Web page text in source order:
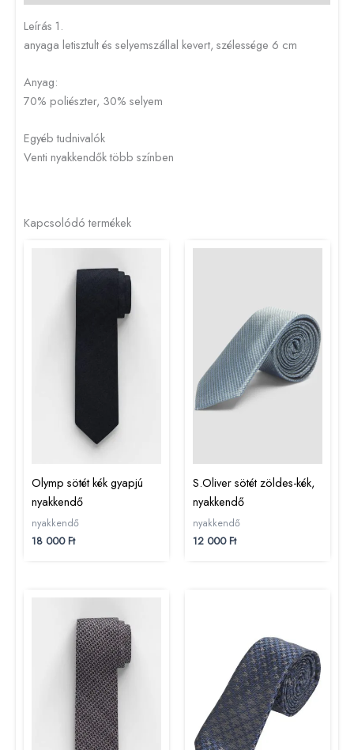
Leírás 1.
anyaga letisztult és selyemszállal kevert, szélessége 6 cm
Anyag:
70% poliészter, 30% selyem
Egyéb tudnivalók
Venti nyakkendők több színben
Kapcsolódó termékek
Olymp sötét kék gyapjú
nyakkendő
nyakkendő
18 000Ft
S.Oliver sötét zöldes-kék,
nyakkendő
nyakkendő
12 000Ft